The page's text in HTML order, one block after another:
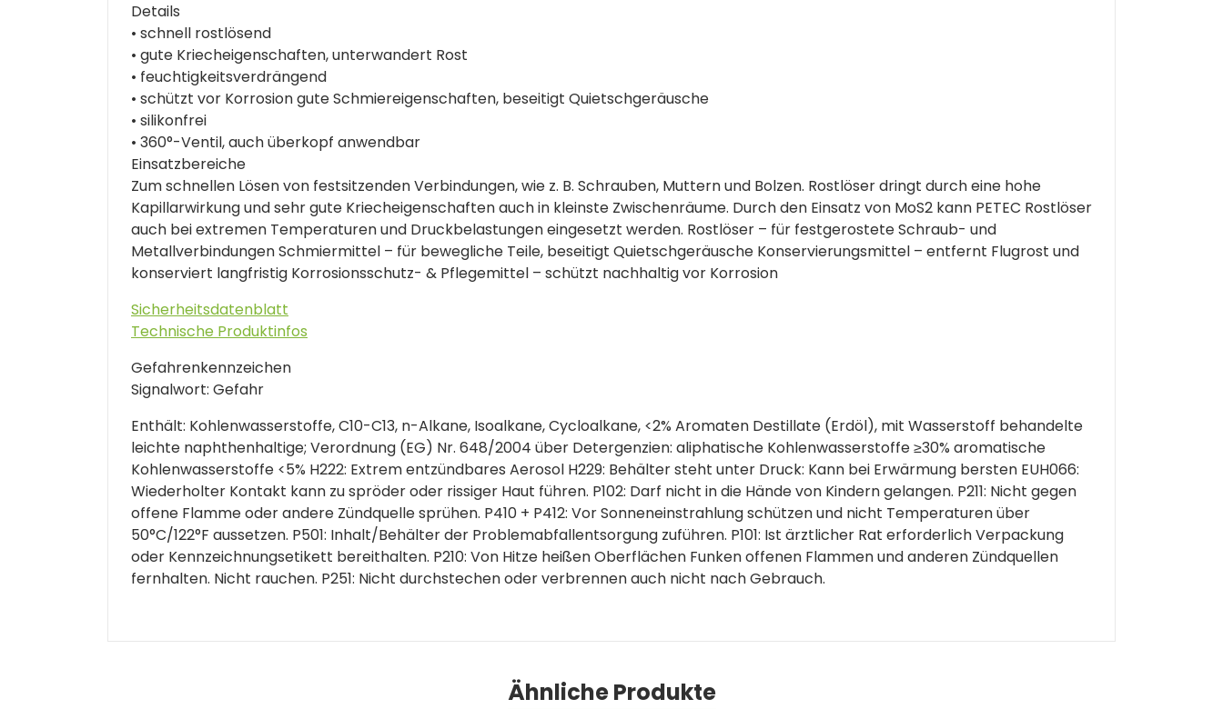
Details
• schnell rostlösend
• gute Kriecheigenschaften, unterwandert Rost
• feuchtigkeitsverdrängend
• schützt vor Korrosion gute Schmiereigenschaften, beseitigt Quietschgeräusche
• silikonfrei
• 360°-Ventil, auch überkopf anwendbar
Einsatzbereiche
Zum schnellen Lösen von festsitzenden Verbindungen, wie z. B. Schrauben, Muttern und Bolzen. Rostlöser dringt durch eine hohe
Kapillarwirkung und sehr gute Kriecheigenschaften auch in kleinste Zwischenräume. Durch den Einsatz von MoS2 kann PETEC Rostlöser
auch bei extremen Temperaturen und Druckbelastungen eingesetzt werden. Rostlöser – für festgerostete Schraub- und
Metallverbindungen Schmiermittel – für bewegliche Teile, beseitigt Quietschgeräusche Konservierungsmittel – entfernt Flugrost und
konserviert langfristig Korrosionsschutz- & Pflegemittel – schützt nachhaltig vor Korrosion
Sicherheitsdatenblatt
Technische Produktinfos
Gefahrenkennzeichen
Signalwort: Gefahr
Enthält: Kohlenwasserstoffe, C10-C13, n-Alkane, Isoalkane, Cycloalkane, <2% Aromaten Destillate (Erdöl), mit Wasserstoff behandelte
leichte naphthenhaltige; Verordnung (EG) Nr. 648/2004 über Detergenzien: aliphatische Kohlenwasserstoffe ≥30% aromatische
Kohlenwasserstoffe <5% H222: Extrem entzündbares Aerosol H229: Behälter steht unter Druck: Kann bei Erwärmung bersten EUH066:
Wiederholter Kontakt kann zu spröder oder rissiger Haut führen. P102: Darf nicht in die Hände von Kindern gelangen. P211: Nicht gegen
offene Flamme oder andere Zündquelle sprühen. P410 + P412: Vor Sonneneinstrahlung schützen und nicht Temperaturen über
50°C/122°F aussetzen. P501: Inhalt/Behälter der Problemabfallentsorgung zuführen. P101: Ist ärztlicher Rat erforderlich Verpackung
oder Kennzeichnungsetikett bereithalten. P210: Von Hitze heißen Oberflächen Funken offenen Flammen und anderen Zündquellen
fernhalten. Nicht rauchen. P251: Nicht durchstechen oder verbrennen auch nicht nach Gebrauch.
Ähnliche Produkte